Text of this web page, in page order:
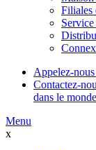
Filiales
Service
Appelez-nous
Contactez-
dans le monde
Menu
x